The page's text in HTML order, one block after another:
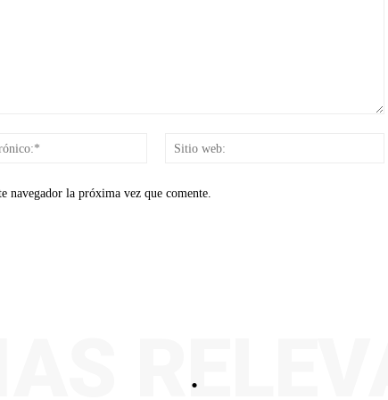
Correo
navegador la próxima vez que comente.
.